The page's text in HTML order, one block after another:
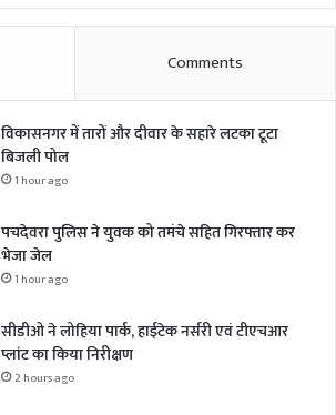
Comments
विकासनगर में तारों और दीवार के सहारे लटका टूटा
बिजली पोल
1 hour ago
पचदेवरा पुलिस ने युवक को तमंचे सहित गिरफ्तार कर
भेजा जेल
1 hour ago
सीडीओ ने लोहिया पार्क, हाईटेक नर्सरी एवं टीएचआर
प्लांट का किया निरीक्षण
2 hours ago